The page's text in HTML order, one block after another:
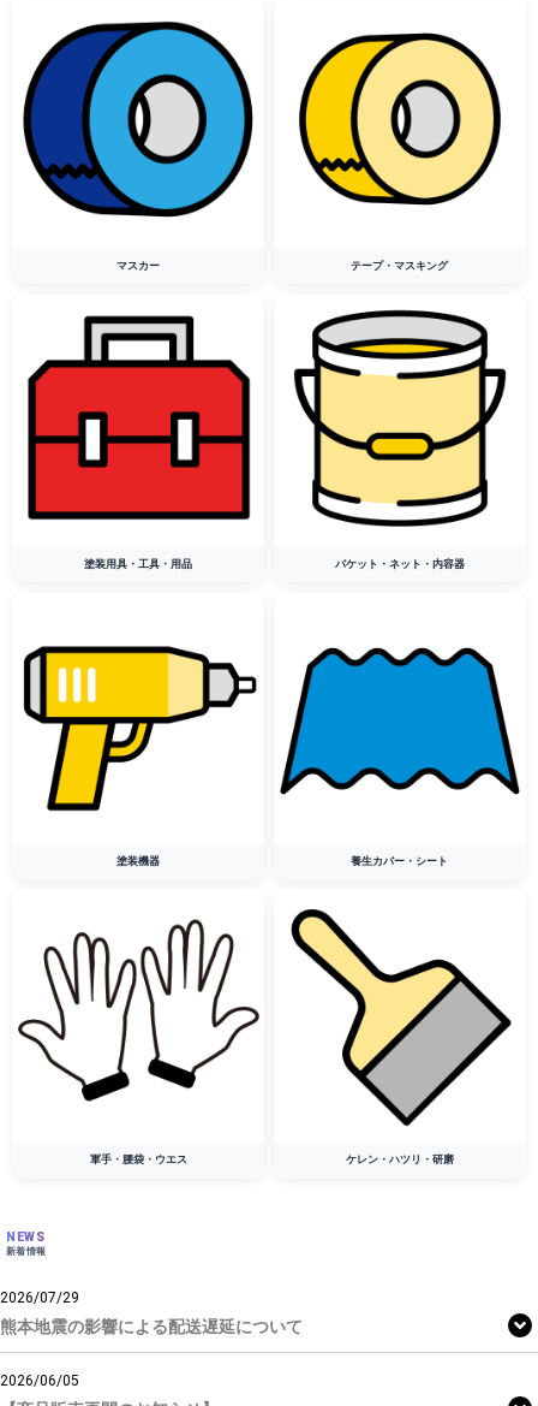
マスカー テープ・マスキング
塗装用具・工具・用品 バケット・ネット・内容器
塗装機器 養生カバー・シート
軍手・腰袋・ウエス ケレン・ハツリ・研磨
NEWS
新着情報
2026/07/29
熊本地震の影響による配送遅延について
2026/06/05